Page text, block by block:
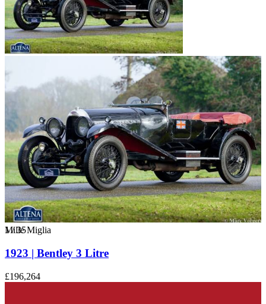
1/35
Mille Miglia
1923 | Bentley 3 Litre
£196,264